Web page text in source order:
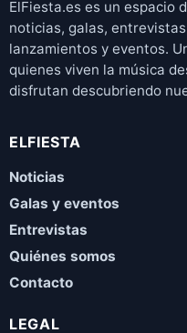
ElFiesta.es es un espacio
noticias, galas,
lanzamientos y eventos.
quienes viven la música
disfrutan descubriendo
ELFIESTA
Noticias
Galas y eventos
Entrevistas
Quiénes somos
Contacto
LEGAL